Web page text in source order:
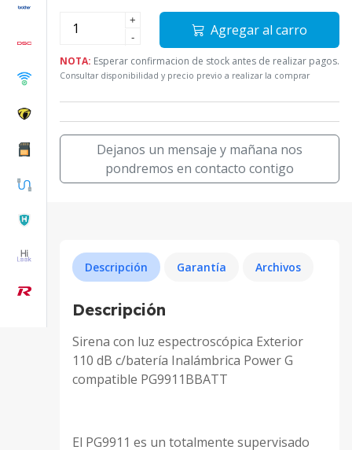
+
-
Agregar al carro
NOTA: Esperar confirmacion de stock antes de realizar pagos.
Consultar disponibilidad y precio previo a realizar la comprar
Dejanos un mensaje y mañana nos
pondremos en contacto contigo
Descripción Garantía Archivos
Descripción
Sirena con luz espectroscópica Exterior
110 dB c/batería Inalámbrica Power G
compatible PG9911BBATT
El PG9911 es un totalmente supervisado